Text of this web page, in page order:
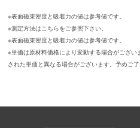
※表面磁束密度と吸着力の値は参考値です。
※測定方法はこちらをご参照下さい。
※表面磁束密度と吸着力の値は参考値です。
※単価は原材料価格により変動する場合がござい
された単価と異なる場合がございます。予めご了